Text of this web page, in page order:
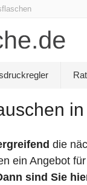
die
ein Angebot
sind Sie